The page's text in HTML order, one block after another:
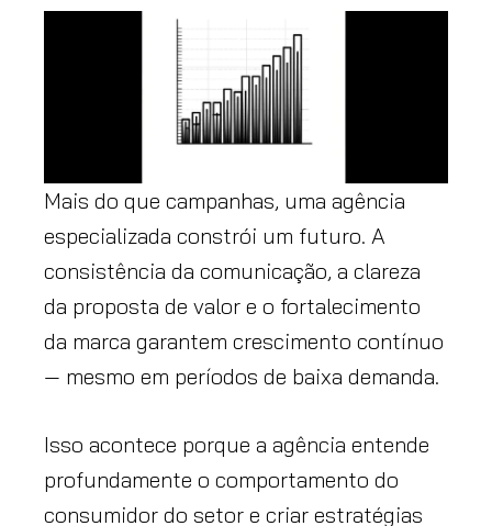
Mais do que campanhas, uma agência
especializada constrói um futuro. A
consistência da comunicação, a clareza
da proposta de valor e o fortalecimento
da marca garantem crescimento contínuo
— mesmo em períodos de baixa demanda.
Isso acontece porque a agência entende
profundamente o comportamento do
consumidor do setor e criar estratégias